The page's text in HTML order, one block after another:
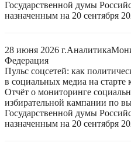
Государственной думы
назначенным на 20 сентября
28 июня 2026 г.Аналитика
Федерация
Пульс соцсетей: как
в социальных медиа на старте
Отчёт о мониторинге
избирательной кампании по
Государственной думы
назначенным на 20 сентября